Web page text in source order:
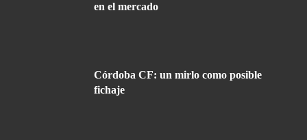
en el mercado
Córdoba CF: un mirlo como posible
fichaje